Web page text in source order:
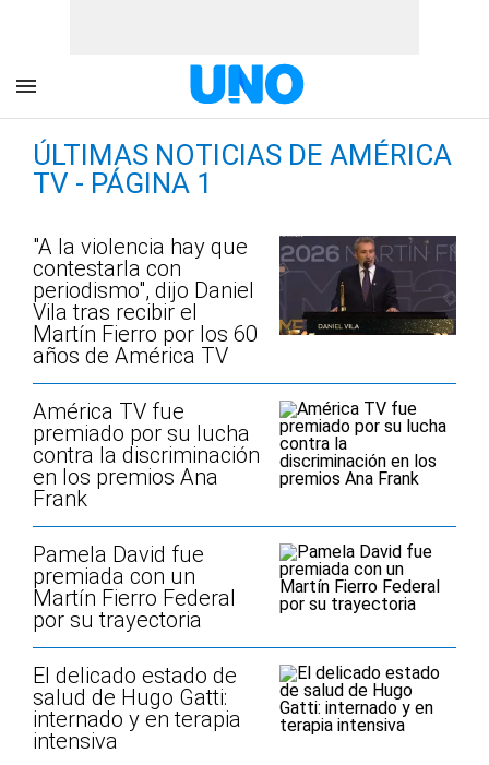
ÚLTIMAS NOTICIAS DE AMÉRICA
TV - PÁGINA 1
"A la violencia hay que
contestarla con
periodismo", dijo Daniel
Vila tras recibir el
Martín Fierro por los 60
años de América TV
América TV fue
premiado por su lucha
contra la discriminación
en los premios Ana
Frank
Pamela David fue
premiada con un
Martín Fierro Federal
por su trayectoria
El delicado estado de
salud de Hugo Gatti:
internado y en terapia
intensiva